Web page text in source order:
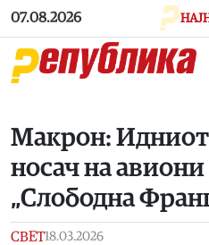
Skip to main content
07.08.2026
Макрон:
носач на авиони
„Слободна
СВЕТ18.03.2026